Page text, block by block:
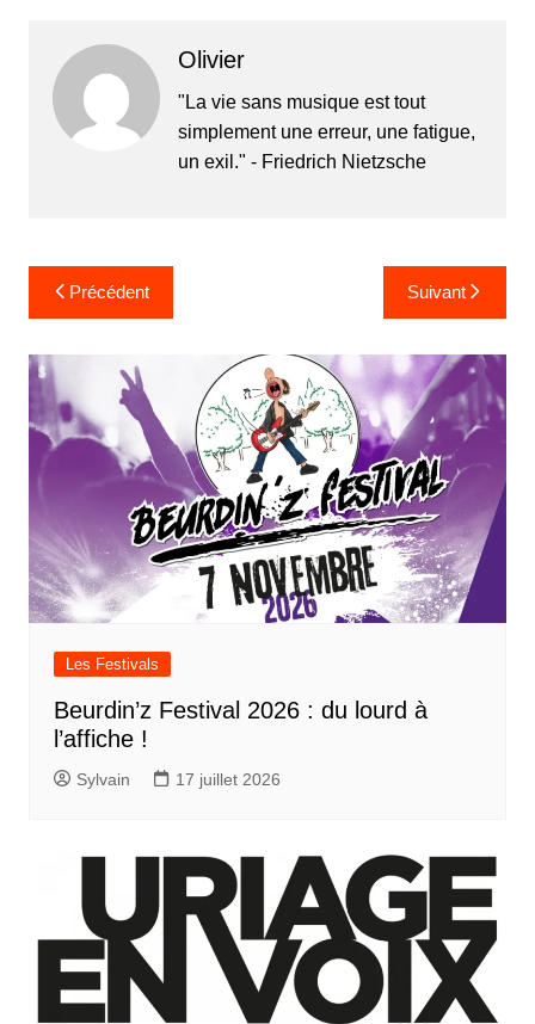
Olivier
"La vie sans musique est tout
simplement une erreur, une fatigue,
un exil." - Friedrich Nietzsche
Navigation
de
l’article
Précédent Suivant
Les Festivals
Beurdin’z Festival 2026 : du lourd à
l’affiche !
Sylvain 17 juillet 2026